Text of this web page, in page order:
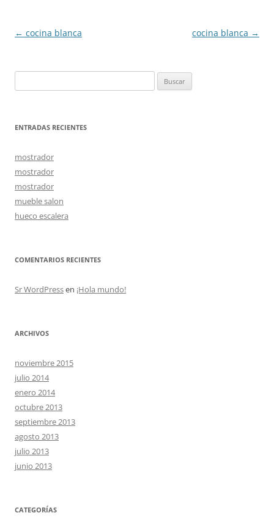
Navegación
← cocina blanca cocina blanca →
ENTRADAS RECIENTES
mostrador
mostrador
mostrador
mueble salon
hueco escalera
COMENTARIOS RECIENTES
Sr WordPressen ¡Hola mundo!
ARCHIVOS
noviembre 2015
julio 2014
enero 2014
octubre 2013
septiembre 2013
agosto 2013
julio 2013
junio 2013
CATEGORÍAS